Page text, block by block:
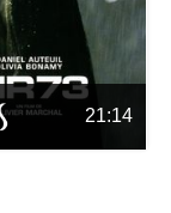
21:14